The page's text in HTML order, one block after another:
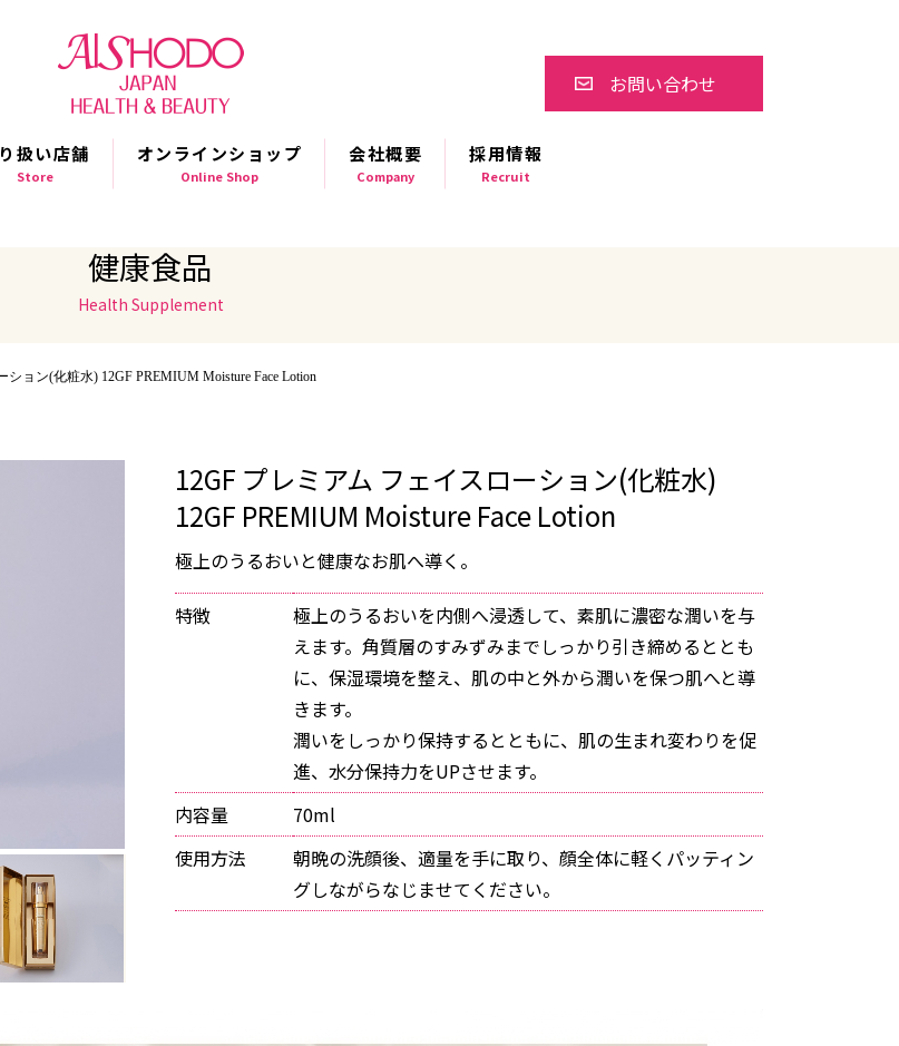
お問い合わせ
扱い店舗
Store
オンラインショップ
Online Shop
会社概要
Company
採用情報
Recruit
健康食品
Health Supplement
ョン(化粧水) 12GF PREMIUM Moisture Face Lotion
12GF プレミアム フェイスローション(化粧水)
12GF PREMIUM Moisture Face Lotion
極上のうるおいと健康なお肌へ導く。
特徴
極上のうるおいを内側へ浸透して、素肌に濃密な潤いを与
えます。角質層のすみずみまでしっかり引き締めるととも
に、保湿環境を整え、肌の中と外から潤いを保つ肌へと導
きます。
潤いをしっかり保持するとともに、肌の生まれ変わりを促
進、水分保持力をUPさせます。
内容量
70ml
使用方法
朝晩の洗顔後、適量を手に取り、顔全体に軽くパッティン
グしながらなじませてください。